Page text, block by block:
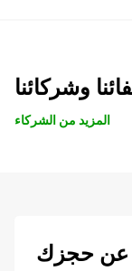
وشركائنا
المزيد من الشركاء
عن حجزك